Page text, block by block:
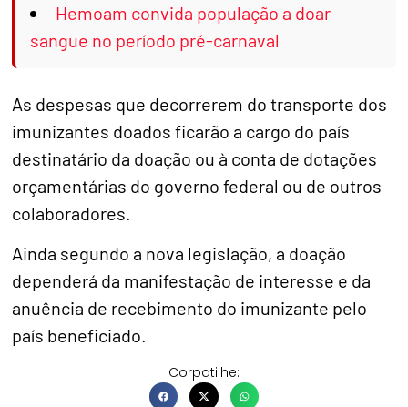
Hemoam convida população a doar
sangue no período pré-carnaval
As despesas que decorrerem do transporte dos
imunizantes doados ficarão a cargo do país
destinatário da doação ou à conta de dotações
orçamentárias do governo federal ou de outros
colaboradores.
Ainda segundo a nova legislação, a doação
dependerá da manifestação de interesse e da
anuência de recebimento do imunizante pelo
país beneficiado.
Corpatilhe: